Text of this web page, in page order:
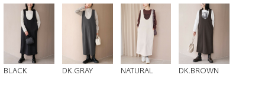
BLACK DK.GRAY NATURAL DK.BROWN